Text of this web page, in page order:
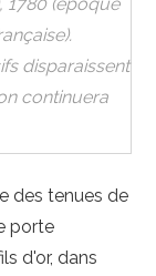
disparaissent
continuera
des tenues de
porte
d'or, dans